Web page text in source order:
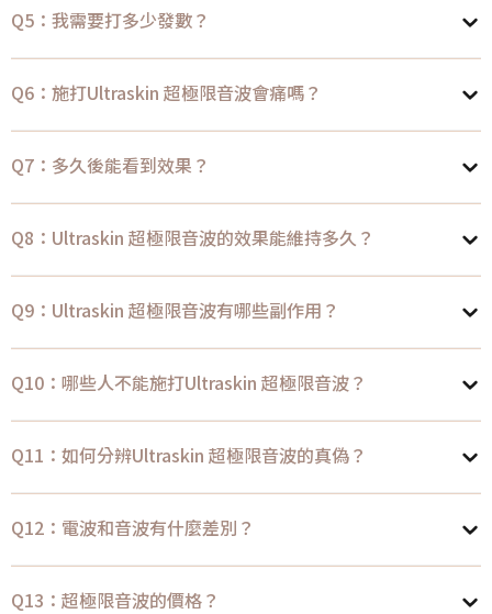
Q5：我需要打多少發數？
Q6：施打Ultraskin 超極限音波會痛嗎？
Q7：多久後能看到效果？
Q8：Ultraskin 超極限音波的效果能維持多久？
Q9：Ultraskin 超極限音波有哪些副作用？
Q10：哪些人不能施打Ultraskin 超極限音波？
Q11：如何分辨Ultraskin 超極限音波的真偽？
Q12：電波和音波有什麼差別？
Q13：超極限音波的價格？